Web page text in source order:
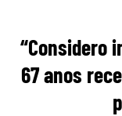
“Considero
67 anos